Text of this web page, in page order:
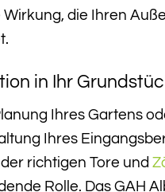
Wirkung, die Ihren
in Ihr
Ihres Gartens
Ihres
richtigen Tore und
Rolle. Das GAH